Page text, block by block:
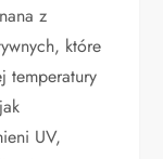
z
które
temperatury
UV,